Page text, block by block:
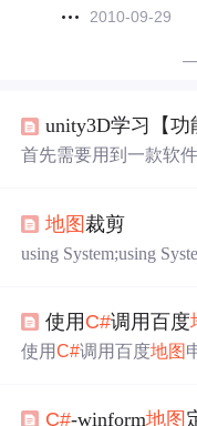
2010-09-29
unity3D学习【功
首先需要用到一款软
夹位置了。 我生成的是24*24像素的图片。所以在unity的 p
roject-里的 Resources
地图 裁剪
using System;using
使用 C#调用百度
使用C#调用百度地图
m/apiconsole/key#/home 网址：http://lbsyun.baidu.com/
C#-winform地图